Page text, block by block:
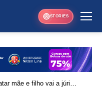
STORIES
mãe e filho vai a júri